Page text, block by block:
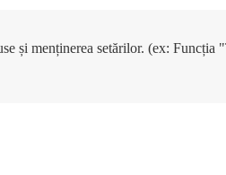
și menținerea setărilor. (ex: Funcția